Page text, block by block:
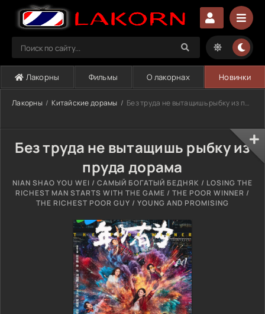
Лакорны Фильмы О лакорнах Новинки
Лакорны Китайские дорамы Без труда не вытащишь рыбку из пруда (2026)
Без труда не вытащишь рыбку из
пруда дорама
NIAN SHAO YOU WEI / САМЫЙ БОГАТЫЙ БЕДНЯК / LOSING THE
RICHEST MAN STARTS WITH THE GAME / THE POOR WINNER /
THE RICHEST POOR GUY / YOUNG AND PROMISING